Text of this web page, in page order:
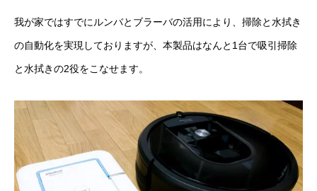
我が家ではすでにルンバと ブラーバの活用により、掃除と水拭き
の自動化を実現しておりますが、本製品はなんと1台で吸引掃除
と水拭きの2役をこなせます。